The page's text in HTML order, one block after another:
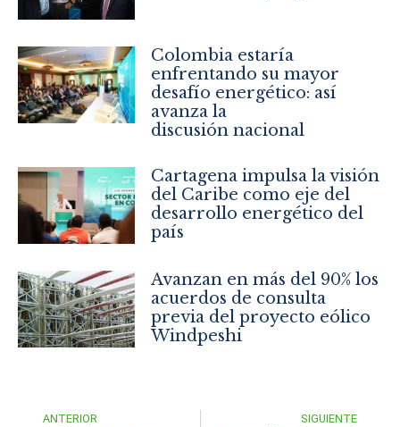
Colombia estaría
enfrentando su mayor
desafío energético: así
avanza la
discusión nacional
Cartagena impulsa la visión
del Caribe como eje del
desarrollo energético del
país
Avanzan en más del 90% los
acuerdos de consulta
previa del proyecto eólico
Windpeshi
ANTERIOR SIGUIENTE